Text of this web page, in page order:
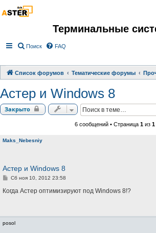
Терминальные
Поиск FAQ
Список форумов Тематические форумы
Астер и Windows 8
Закрыто
6 сообщений • Страница 1из 1
Maks_Nebesniy
Астер и Windows 8
С
о
б
е
Сб ноя 10, 2012 23:58
Когда Астер оптимизируют под Windows 8!?
posol